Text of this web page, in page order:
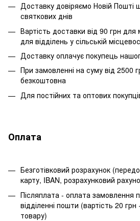
Доставку довіряємо Новій Пошті
святкових днів
Вартість доставки від 90 грн для
для відділень у сільській
Доставку оплачує покупець
При замовленні на суму від 2500
безкоштовна
Для постійних та оптових
Оплата
Безготівковий розрахунок
карту, IBAN, розрахунковий
Післяплата - оплата замовлення
відділенні пошти (вартість 20 грн
товару)